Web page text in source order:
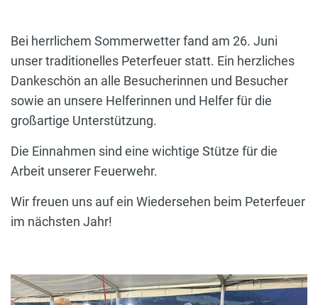
Bei herrlichem Sommerwetter fand am 26. Juni
unser traditionelles Peterfeuer statt. Ein herzliches
Dankeschön an alle Besucherinnen und Besucher
sowie an unsere Helferinnen und Helfer für die
großartige Unterstützung.
Die Einnahmen sind eine wichtige Stütze für die
Arbeit unserer Feuerwehr.
Wir freuen uns auf ein Wiedersehen beim Peterfeuer
im nächsten Jahr!